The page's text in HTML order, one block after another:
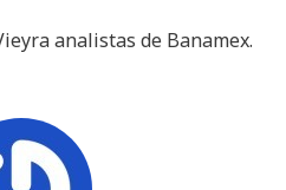
analistas de Banamex.